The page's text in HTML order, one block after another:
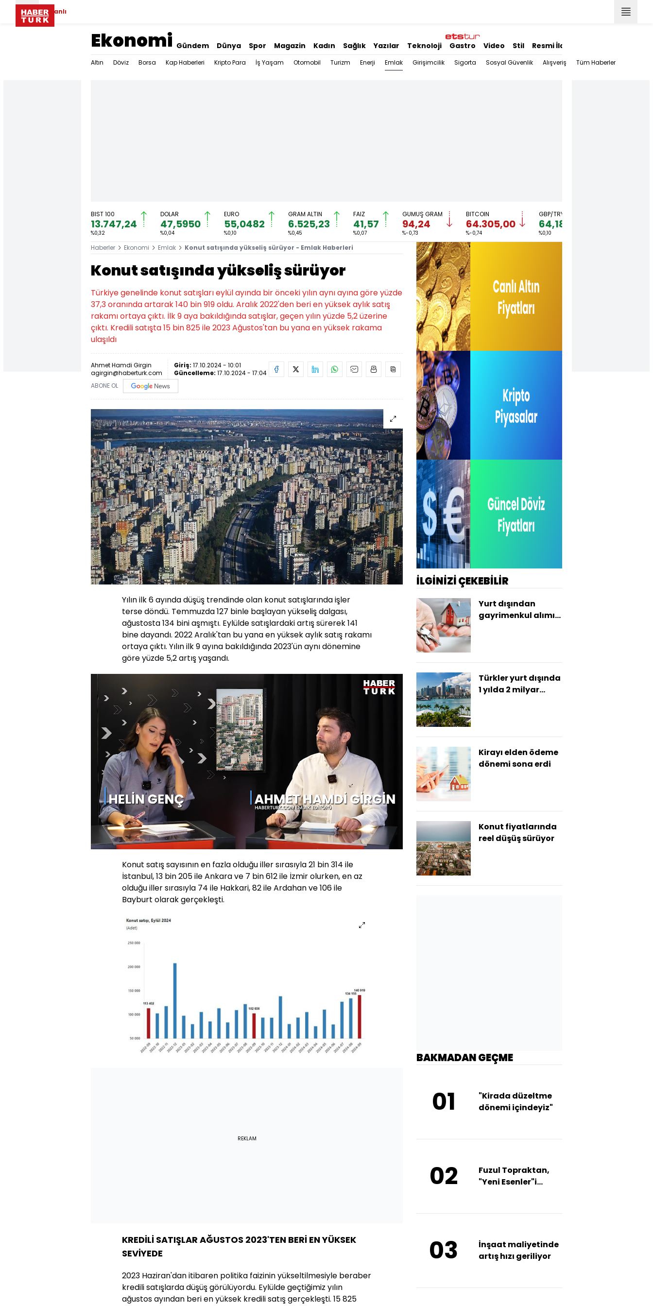
Canlı
Ekonomi Gündem Dünya Spor Magazin Kadın Sağlık Yazılar Teknoloji Gastro Video Stil Resmi İlanlar
Altın Döviz Borsa Kap Haberleri Kripto Para İş Yaşam Otomobil Turizm Enerji Emlak Girişimcilik Sigorta Sosyal Güvenlik Alışveriş Tüm Haberler
BIST 100
13.747,24
%0,32
DOLAR
47,5950
%0,04
EURO
55,0482
%0,10
GRAM ALTIN
6.525,23
%0,45
FAİZ
41,57
%0,07
GÜMÜŞ GRAM
94,24
%-0,73
BITCOIN
64.305,00
%-0,74
GBP/TRY
64,1840
%0,10
Haberler Ekonomi Emlak Konut satışında yükseliş sürüyor - Emlak Haberleri
Konut satışında yükseliş sürüyor
Türkiye genelinde konut satışları eylül ayında bir önceki yılın aynı ayına göre yüzde
37,3 oranında artarak 140 bin 919 oldu. Aralık 2022'den beri en yüksek aylık satış
rakamı ortaya çıktı. İlk 9 aya bakıldığında satışlar, geçen yılın yüzde 5,2 üzerine
çıktı. Kredili satışta 15 bin 825 ile 2023 Ağustos'tan bu yana en yüksek rakama
ulaşıldı
Ahmet Hamdi Girgin
agirgin@haberturk.com
Giriş: 17.10.2024 - 10:01
Güncelleme: 17.10.2024 - 17:04
ABONE OL
Yılın ilk 6 ayında düşüş trendinde olan konut satışlarında işler
terse döndü. Temmuzda 127 binle başlayan yükseliş dalgası,
ağustosta 134 bini aşmıştı. Eylülde satışlardaki artış sürerek 141
bine dayandı. 2022 Aralık'tan bu yana en yüksek aylık satış rakamı
ortaya çıktı. Yılın ilk 9 ayına bakıldığında 2023'ün aynı dönemine
göre yüzde 5,2 artış yaşandı.
Sesi
Aç
1080
Yüklendi:
3.73%
Oynatma
Hızı
Konut satış sayısının en fazla olduğu iller sırasıyla 21 bin 314 ile
İstanbul, 13 bin 205 ile Ankara ve 7 bin 612 ile İzmir olurken, en az
olduğu iller sırasıyla 74 ile Hakkari, 82 ile Ardahan ve 106 ile
Bayburt olarak gerçekleşti.
REKLAM
KREDİLİ SATIŞLAR AĞUSTOS 2023'TEN BERİ EN YÜKSEK
SEVİYEDE
2023 Haziran'dan itibaren politika faizinin yükseltilmesiyle beraber
kredili satışlarda düşüş görülüyordu. Eylülde geçtiğimiz yılın
ağustos ayından beri en yüksek kredili satış gerçekleşti. 15 825
İLGİNİZİ ÇEKEBİLİR
Yurt dışından
gayrimenkul alımı
Türkler yurt dışında
1 yılda 2 milyar
Kirayı elden ödeme
dönemi sona erdi
Konut fiyatlarında
reel düşüş sürüyor
BAKMADAN GEÇME
01
"Kirada düzeltme
dönemi içindeyiz"
02
Fuzul Topraktan,
"Yeni Esenler"i
03
İnşaat maliyetinde
artış hızı geriliyor